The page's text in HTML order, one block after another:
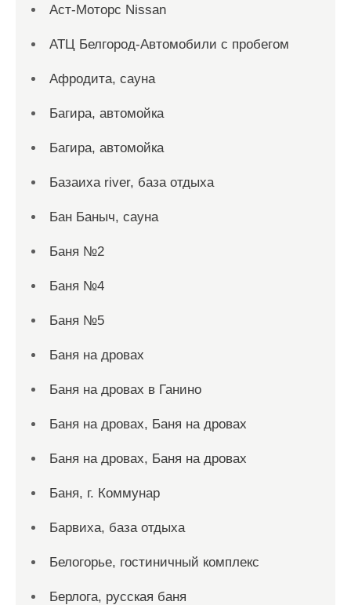
Аст-Моторс Nissan
АТЦ Белгород-Автомобили с пробегом
Афродита, сауна
Багира, автомойка
Багира, автомойка
Базаиха river, база отдыха
Бан Баныч, сауна
Баня №2
Баня №4
Баня №5
Баня на дровах
Баня на дровах в Ганино
Баня на дровах, Баня на дровах
Баня на дровах, Баня на дровах
Баня, г. Коммунар
Барвиха, база отдыха
Белогорье, гостиничный комплекс
Берлога, русская баня